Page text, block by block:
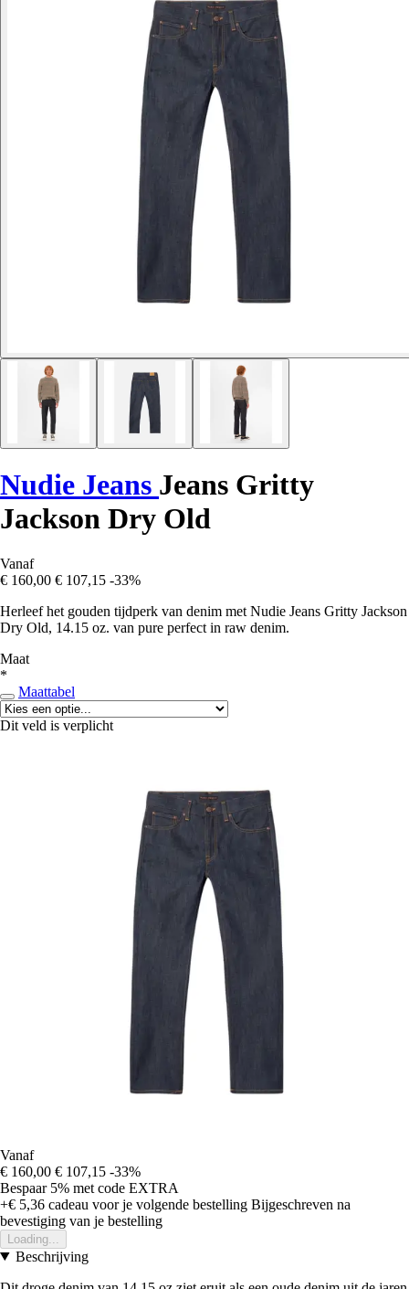
Nudie Jeans Jeans Gritty
Jackson Dry Old
Vanaf
€ 160,00 € 107,15 -33%
Herleef het gouden tijdperk van denim met Nudie Jeans Gritty Jackson
Dry Old, 14.15 oz. van pure perfect in raw denim.
Maat
*
Maattabel
Dit veld is verplicht
Vanaf
€ 160,00 € 107,15 -33%
Bespaar 5% met code EXTRA
+€ 5,36 cadeau voor je volgende bestelling Bijgeschreven na
bevestiging van je bestelling
Loading...
Beschrijving